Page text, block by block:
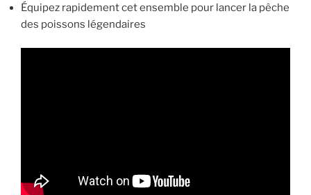
Équipez rapidement cet ensemble pour lancer la pêche
des poissons légendaires